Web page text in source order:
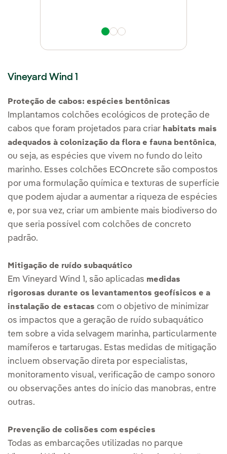
Vineyard Wind 1
Proteção de cabos: espécies bentônicas
Implantamos colchões ecológicos de proteção de
cabos que foram projetados para criar habitats mais
adequados à colonização da flora e fauna bentônica,
ou seja, as espécies que vivem no fundo do leito
marinho. Esses colchões ECOncrete são compostos
por uma formulação química e texturas de superfície
que podem ajudar a aumentar a riqueza de espécies
e, por sua vez, criar um ambiente mais biodiverso do
que seria possível com colchões de concreto
padrão.
Mitigação de ruído subaquático
Em Vineyard Wind 1, são aplicadas medidas
rigorosas durante os levantamentos geofísicos e a
instalação de estacas com o objetivo de minimizar
os impactos que a geração de ruído subaquático
tem sobre a vida selvagem marinha, particularmente
mamíferos e tartarugas. Estas medidas de mitigação
incluem observação direta por especialistas,
monitoramento visual, verificação de campo sonoro
ou observações antes do início das manobras, entre
outras.
Prevenção de colisões com espécies
Todas as embarcações utilizadas no parque